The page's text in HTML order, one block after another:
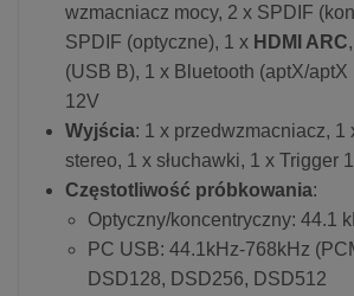
wzmacniacz mocy, 2 x SPDIF
SPDIF (optyczne), 1 x HDMI ARC
(USB B), 1 x Bluetooth (aptX/aptX
12V
Wyjścia: 1 x przedwzmacniacz, 1
stereo, 1 x słuchawki, 1 x Trigger
Częstotliwość próbkowania:
Optyczny/koncentryczny: 44.1
PC USB: 44.1kHz-768kHz
DSD128, DSD256, DSD512